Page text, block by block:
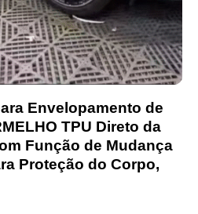
Envelopamento de
TPU Direto da
Função de Mudança
Proteção do Corpo,